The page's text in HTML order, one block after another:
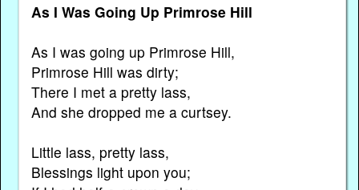
As I Was Going Up Primrose Hill
As I was going up Primrose Hill,
Primrose Hill was dirty;
There I met a pretty lass,
And she dropped me a curtsey.
Little lass, pretty lass,
Blessings light upon you;